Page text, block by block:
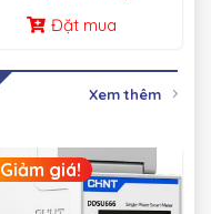
Đặt mua
Xem thêm
Giảm giá!